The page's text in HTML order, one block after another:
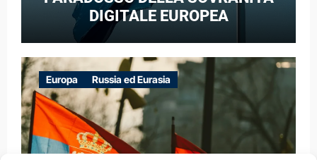
DIGITALE EUROPEA
Europa Russia ed Eurasia